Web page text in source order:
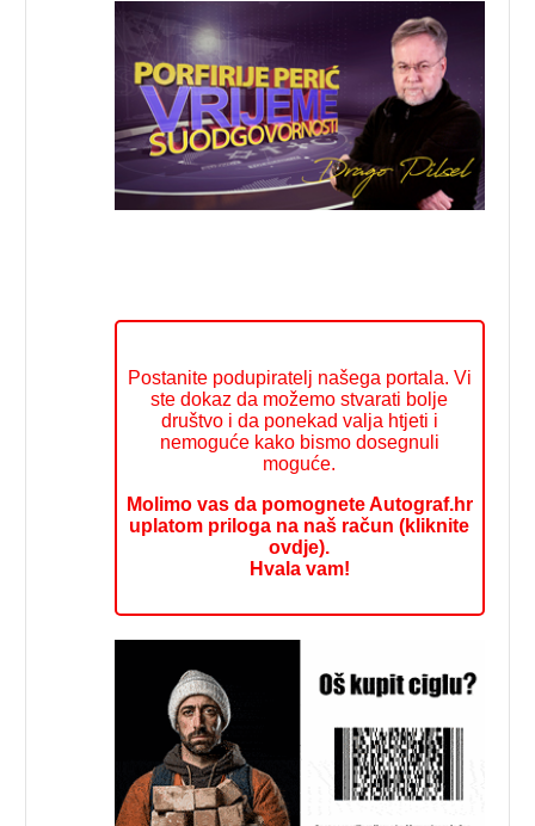
Postanite podupiratelj našega portala. Vi
ste dokaz da možemo stvarati bolje
društvo i da ponekad valja htjeti i
nemoguće kako bismo dosegnuli
moguće.
Molimo vas da pomognete Autograf.hr
uplatom priloga na naš račun (kliknite
ovdje).
Hvala vam!